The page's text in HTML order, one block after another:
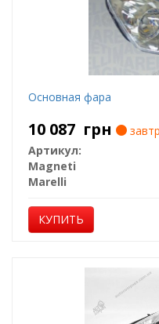
Основная фара
10 087 грн
Артикул:
Magneti
Marelli
КУПИТЬ